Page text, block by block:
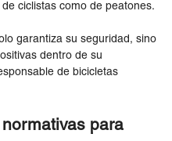
ciclistas como de peatones.
garantiza su seguridad, sino
dentro de su
de bicicletas
para